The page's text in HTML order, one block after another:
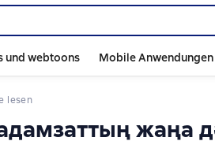
und webtoons Mobile Anwendungen
lesen
жаңа